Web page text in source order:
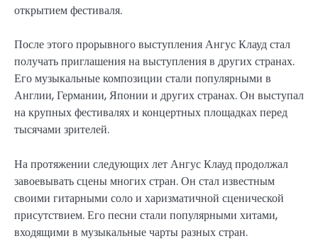
открытием фестиваля.
После этого прорывного выступления Ангус Клауд стал
получать приглашения на выступления в других странах.
Его музыкальные композиции стали популярными в
Англии, Германии, Японии и других странах. Он выступал
на крупных фестивалях и концертных площадках перед
тысячами зрителей.
На протяжении следующих лет Ангус Клауд продолжал
завоевывать сцены многих стран. Он стал известным
своими гитарными соло и харизматичной сценической
присутствием. Его песни стали популярными хитами,
входящими в музыкальные чарты разных стран.